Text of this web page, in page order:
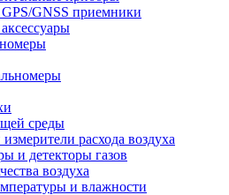
GPS/GNSS приемники
среды
расхода воздуха
и детекторы газов
воздуха
и влажности